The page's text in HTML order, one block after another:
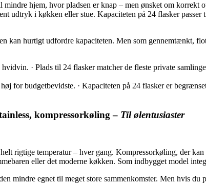
hjem, hvor pladsen er knap – men ønsket om korrekt
udtryk i køkken eller stue. Kapaciteten på 24 flasker
kan hurtigt udfordre kapaciteten. Men som gennemtænkt,
· Plads til 24 flasker matcher de fleste private
for budgetbevidste. · Kapaciteten på 24 flasker er
kompressorkøling – Til ølentusiaster
rigtige temperatur – hver gang. Kompressorkøling, der
eller det moderne køkken. Som indbygget model
mindre egnet til meget store sammenkomster. Men hvis